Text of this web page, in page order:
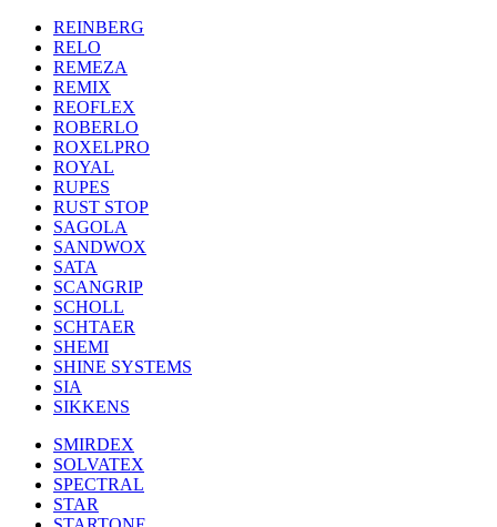
REINBERG
RELO
REMEZA
REMIX
REOFLEX
ROBERLO
ROXELPRO
ROYAL
RUPES
RUST STOP
SAGOLA
SANDWOX
SATA
SCANGRIP
SCHOLL
SCHTAER
SHEMI
SHINE SYSTEMS
SIA
SIKKENS
SMIRDEX
SOLVATEX
SPECTRAL
STAR